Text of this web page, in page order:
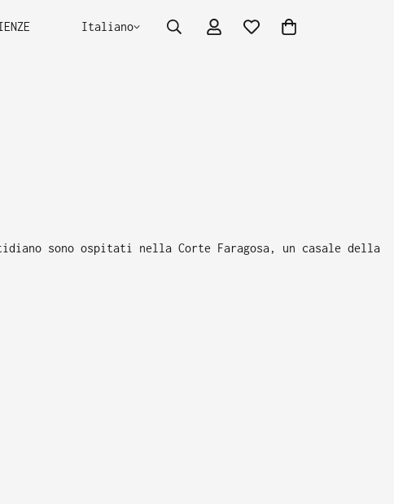
Italiano
sono ospitati nella Corte Faragosa, un casale della